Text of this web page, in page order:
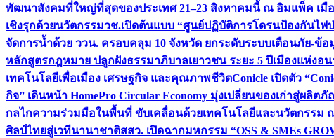
พัฒนาสังคมที่ใหญ่ที่สุดของประเทศ 21–23 สิงหาคมนี้ ณ อิมแพ็ค เมื
เชิงรุกด้วยนวัตกรรมวช.เปิดต้นแบบ “ศูนย์ปฏิบัติการโดรนป้องกันไฟ
จัดการน้ำด้วย ววน. ครอบคลุม 10 จังหวัด ยกระดับระบบเตือนภัย-ข้อ
หลักสูตรกฎหมาย ปลูกฝังธรรมาภิบาลเยาวชน ระยะ 5 ปีเมืองแห่งอ
เทคโนโลยีเพื่อเมือง เศรษฐกิจ และคุณภาพชีวิตConicle เปิดตัว
กิจ” เดินหน้า HomePro Circular Economy มุ่งเปลี่ยนของเก่าสู่ผลิ
กลไกความร่วมมือในพื้นที่ ขับเคลื่อนด้วยเทคโนโลยีและนวัตกรรม
ศิลป์ไทยสู่เวทีนานาชาติสสว. เปิดฉากมหกรรม “OSS & SMEs